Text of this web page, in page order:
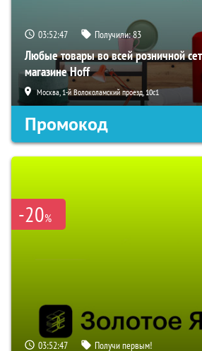
03:52:46 Получили:83
Любые товары во всей розничной
магазине Hoff
Москва, 1-й Волоколамский проезд, 10с1
Промокод
-20%
03:52:46 Получи первым!